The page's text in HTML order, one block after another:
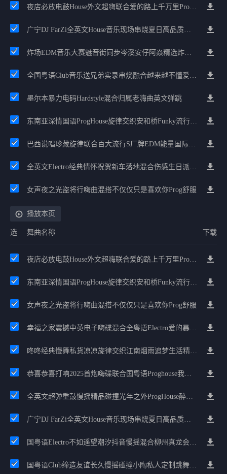
夜店必放电鼓House外文超嗨联合爱的路上千万里Prog包房漫步上头
广宁DJ FarZi全英文House音乐现场串烧夏日高品质派对
炸场EDM音乐大赛魅音街同步岑溪安仔阿焱精选炸场歌路串烧
全国粤语Club音乐送兄弟实录串烧融合越来越不懂爱的哲学遗憾专辑
墨尔本暴力电码Hardstyle混合归属老嗨曲英文弹跳
东南亚深情国语ProgHouse旋律交织安和桥Funky流行情怀串烧
巴西说唱珍藏旋律联合百大流行S厂牌EDM能量国际电音串烧
全英文Electro经典情怀祝贺新车落地混合伤感生日派对中文Club串烧
女声夜之光盗将行嗨曲混搭不仅仅只是喜欢你Prog舒服
播放本页
选 舞曲名称 下载
夜店必放电鼓House外文超嗨联合爱的路上千万里Prog包房漫步上头
东南亚深情国语ProgHouse旋律交织安和桥Funky流行情怀串烧
女声夜之光盗将行嗨曲混搭不仅仅只是喜欢你Prog舒服
幸福之家震撼中英电子嗨碟混合全粤语Electro爱的暴风雨广州雄雄精选
咚咚经典慢舞私货凉凉旋律交织江南烟雨追梦生活精选串烧
恭喜恭喜打响2025首炮嗨碟联合国粤语Proghouse我要怎么说我不爱你
全英文超弹重鼓慢摇精品碰撞光年之外ProgHouse醉美抒情节奏
广宁DJ FarZi全英文House音乐现场串烧夏日高品质派对
国粤语Electro不如遥望潮汐抖音慢摇混合柳州真龙会K吧小厅小康混音
国粤语Club缔造友谊长久慢摇碰撞小陶私人定制跳舞大碟